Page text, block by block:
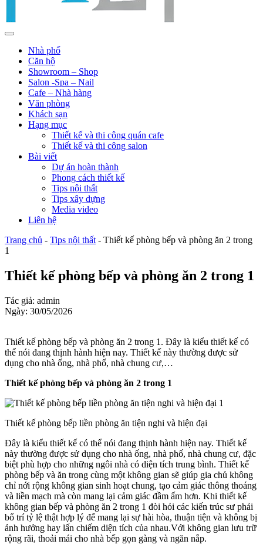
Nhà phố
Căn hộ
Showroom – Shop
Salon -Spa – Nail
Cafe – Nhà hàng
Văn phòng
Khách sạn
Hạng mục
Thiết kế và thi công quán cafe
Thiết kế và thi công salon
Bài viết
Dự án hoàn thành
Phong cách thiết kế
Tips nội thất
Tips xây dựng
Media video
Liên hệ
Trang chủ - Tips nội thất - Thiết kế phòng bếp và phòng ăn 2 trong
1
Thiết kế phòng bếp và phòng ăn 2 trong 1
Tác giả: admin
Ngày: 30/05/2026
Thiết kế phòng bếp và phòng ăn 2 trong 1. Đây là kiểu thiết kế có
thể nói đang thịnh hành hiện nay. Thiết kế này thường được sử
dụng cho nhà ống, nhà phố, nhà chung cư,…
Thiết kế phòng bếp và phòng ăn 2 trong 1
Thiết kế phòng bếp liền phòng ăn tiện nghi và hiện đại
Đây là kiểu thiết kế có thể nói đang thịnh hành hiện nay. Thiết kế
này thường được sử dụng cho nhà ống, nhà phố, nhà chung cư, đặc
biệt phù hợp cho những ngôi nhà có diện tích trung bình. Thiết kế
phòng bếp và ăn trong cùng một không gian sẽ giúp gia chủ không
chỉ nới rộng không gian sinh hoạt chung, tạo cảm giác thông thoáng
và liền mạch mà còn mang lại cảm giác đầm ấm hơn. Khi thiết kế
không gian bếp và phòng ăn 2 trong 1 đòi hỏi các kiến trúc sư phải
bố trí tỷ lệ thật hợp lý để mang lại sự hài hòa, thuận tiện và không bị
ảnh hưởng hay lấn chiếm diện tích của nhau.Với không gian lưu trữ
rộng rãi, thoải mái cho nhà bếp gọn gàng và ngăn nắp.